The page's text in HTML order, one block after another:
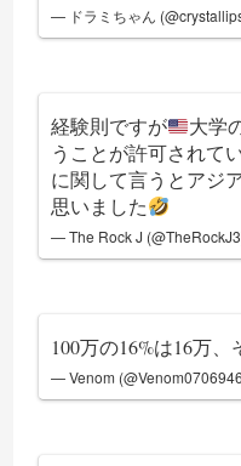
— ドラミちゃん
経験則ですが
大学
うことが許可されて
に関して言うとアジ
思いました
— The Rock J
100万の16%は16万
— Venom